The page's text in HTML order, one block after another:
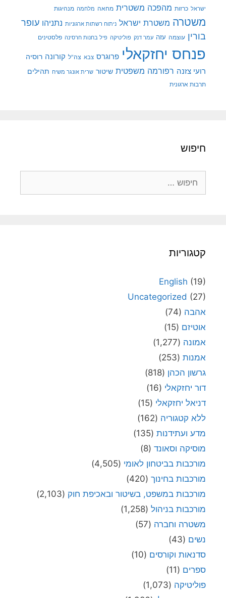
ישראל כרזות מהפכה משטרית מחאה מלחמה מנהיגות
משטרה משטרת ישראל ניתוח רשתות ארגוניות נתניהו עופר
בורין עוצמה עזה עמר דנק פוליטיקה פיל בחנות חרסינה פלסטינים
פנחס יחזקאלי פרוגרס צבא צה"ל קורונה רוסיה
רועי צזנה רפורמה משפטית שיטור שרית אונגר משיח תהילים
תרבות ארגונית
חיפוש
קטגוריות
English (19)
Uncategorized (27)
אהבה (74)
אוטיזם (15)
אמונה (1,277)
אמנות (253)
גרשון הכהן (818)
דור יחזקאלי (16)
דניאל יחזקאלי (15)
ללא קטגוריה (162)
מדע ועתידנות (135)
מוסיקה וסאונד (8)
מורכבות בביטחון לאומי (4,505)
מורכבות בחינוך (420)
מורכבות במשפט, בשיטור ובאכיפת חוק (2,103)
מורכבות בניהול (1,258)
משטרה וחברה (57)
נשים (43)
סדנאות וקורסים (10)
ספרים (11)
פוליטיקה (1,073)